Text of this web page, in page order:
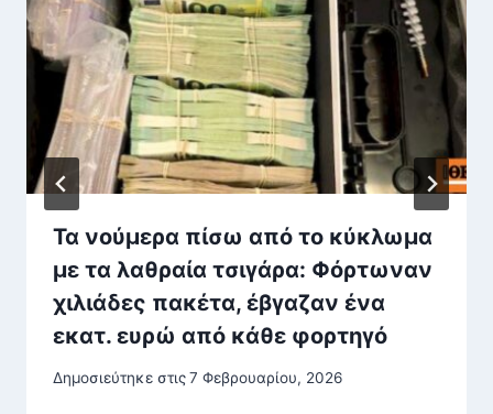
Τα νούμερα πίσω από το κύκλωμα
με τα λαθραία τσιγάρα: Φόρτωναν
χιλιάδες πακέτα, έβγαζαν ένα
εκατ. ευρώ από κάθε φορτηγό
Δημοσιεύτηκε στις7 Φεβρουαρίου, 2026